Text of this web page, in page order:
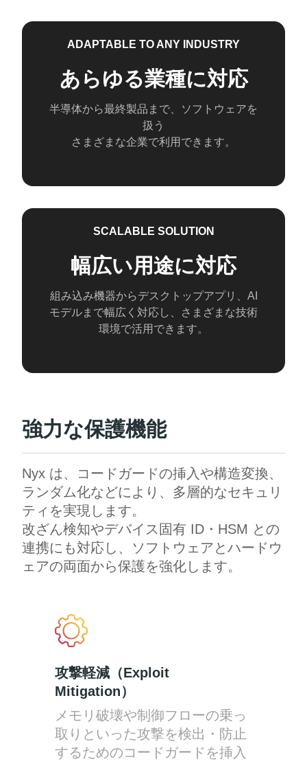
ADAPTABLE TO ANY INDUSTRY
あらゆる業種に対応
半導体から最終製品まで、ソフトウェアを
扱う
さまざまな企業で利用できます。
SCALABLE SOLUTION
幅広い用途に対応
組み込み機器からデスクトップアプリ、AI
モデルまで幅広く対応し、さまざまな技術
環境で活用できます。
強力な保護機能
Nyx は、コードガードの挿入や構造変換、
ランダム化などにより、多層的なセキュリ
ティを実現します。
改ざん検知やデバイス固有 ID・HSM との
連携にも対応し、ソフトウェアとハードウ
ェアの両面から保護を強化します。
攻撃軽減（Exploit
Mitigation）
メモリ破壊や制御フローの乗っ
取りといった攻撃を検出・防止
するためのコードガードを挿入